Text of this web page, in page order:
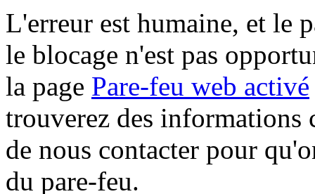
L'erreur est humaine, et le
le blocage n'est pas
la page Pare-feu web activé
trouverez des informations
de nous contacter pour
du pare-feu.